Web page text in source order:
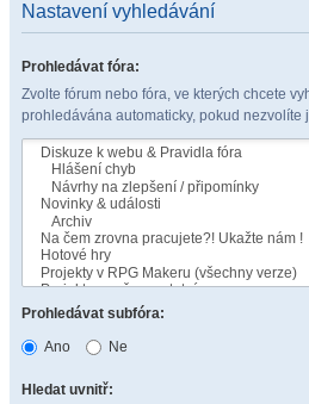
Nastavení vyhledávání
Prohledávat fóra:
Zvolte fórum nebo fóra, ve kterých chcete
prohledávána automaticky, pokud nezvolíte
Prohledávat subfóra:
Ano
Ne
Hledat uvnitř: